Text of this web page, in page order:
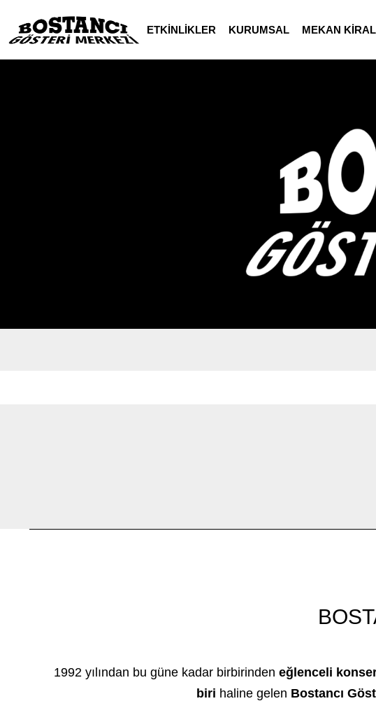
ETKİNLİKLER KURUMSAL MEKAN
1992 yılından bu güne kadar birbirinden eğlenceli
biri haline gelen Bostancı